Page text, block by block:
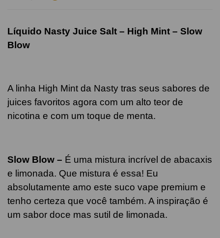
Líquido Nasty Juice Salt – High Mint – Slow
Blow
A linha High Mint da Nasty tras seus sabores de
juices favoritos agora com um alto teor de
nicotina e com um toque de menta.
Slow Blow – É uma mistura incrível de abacaxis
e limonada. Que mistura é essa! Eu
absolutamente amo este suco vape premium e
tenho certeza que você também. A inspiração é
um sabor doce mas sutil de limonada.